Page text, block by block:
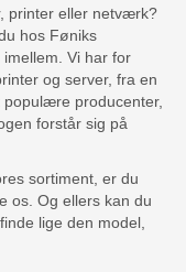
printer eller netværk?
hos Føniks
Vi har for
og server, fra en
producenter,
forstår sig på
sortiment, er du
os. Og ellers kan du
lige den model,